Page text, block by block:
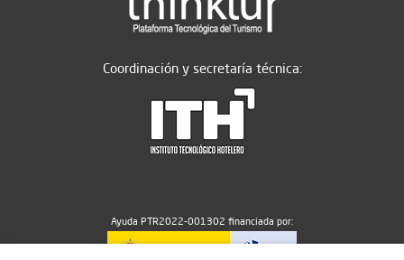
Coordinación y secretaría técnica:
Ayuda PTR2022-001302 financiada por: